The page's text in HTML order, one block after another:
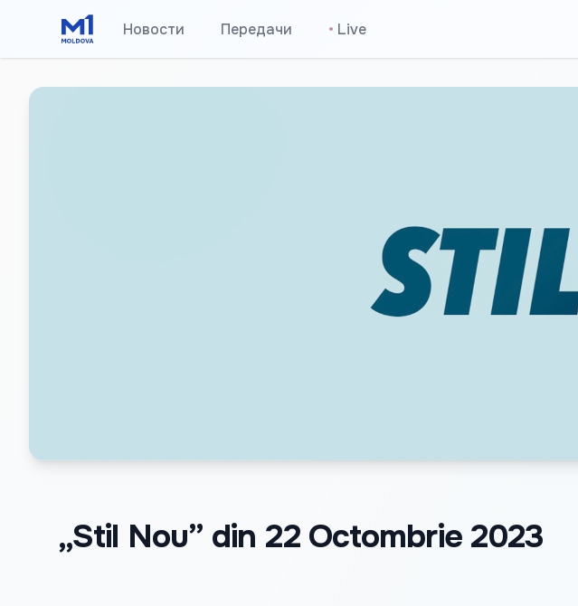
Новости Передачи • Live
„Stil Nou” din 22 Octombrie 2023